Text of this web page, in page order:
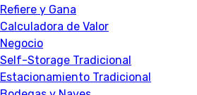
Refiere y Gana
Calculadora de Valor
Negocio
Self-Storage Tradicional
Estacionamiento Tradicional